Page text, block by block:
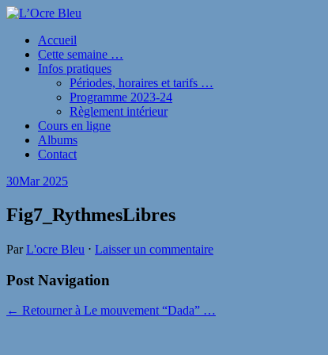
Accueil
Cette semaine …
Infos pratiques
Périodes, horaires et tarifs …
Programme 2023-24
Règlement intérieur
Cours en ligne
Albums
Contact
30Mar 2025
Fig7_RythmesLibres
ParL'ocre Bleu ⋅ Laisser un commentaire
Post Navigation
← Retourner à Le mouvement “Dada” …